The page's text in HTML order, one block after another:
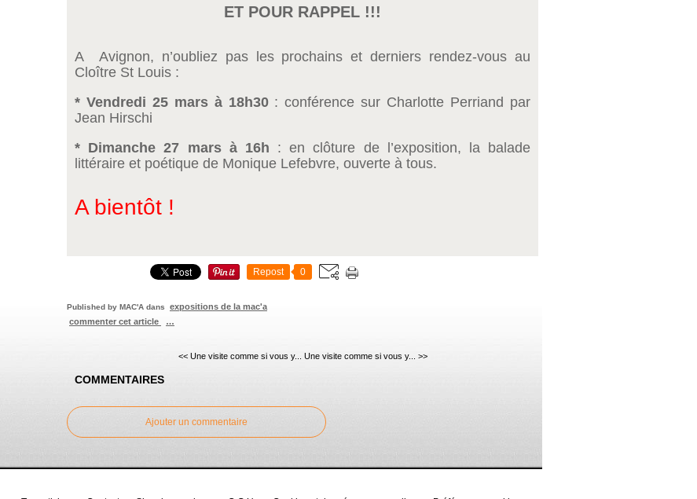
ET POUR RAPPEL !!!
A Avignon, n’oubliez pas les prochains et derniers rendez-vous au
Cloître St Louis :
* Vendredi 25 mars à 18h30 : conférence sur Charlotte Perriand par
Jean Hirschi
* Dimanche 27 mars à 16h : en clôture de l’exposition, la balade
littéraire et poétique de Monique Lefebvre, ouverte à tous.
A bientôt !
Repost 0
Published by MAC'A dans
expositions de la mac'a
commenter cet article
…
<< Une visite comme si vous y... Une visite comme si vous y... >>
COMMENTAIRES
Ajouter un commentaire